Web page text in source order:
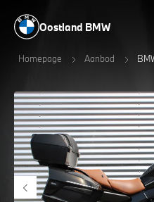
Oostland BMW
Homepage Aanbod